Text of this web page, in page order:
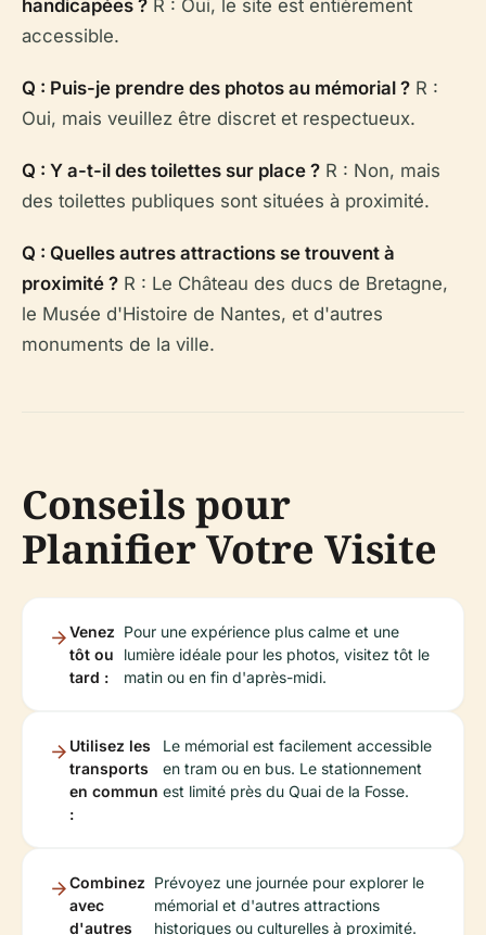
handicapées ? R : Oui, le site est entièrement
accessible.
Q : Puis-je prendre des photos au mémorial ? R :
Oui, mais veuillez être discret et respectueux.
Q : Y a-t-il des toilettes sur place ? R : Non, mais
des toilettes publiques sont situées à proximité.
Q : Quelles autres attractions se trouvent à
proximité ? R : Le Château des ducs de Bretagne,
le Musée d'Histoire de Nantes, et d'autres
monuments de la ville.
Conseils pour
Planifier Votre Visite
Venez
tôt ou
tard :
Pour une expérience plus calme et une
lumière idéale pour les photos, visitez tôt le
matin ou en fin d'après-midi.
Utilisez les
transports
en commun
:
Le mémorial est facilement accessible
en tram ou en bus. Le stationnement
est limité près du Quai de la Fosse.
Combinez
avec
d'autres
Prévoyez une journée pour explorer le
mémorial et d'autres attractions
historiques ou culturelles à proximité.